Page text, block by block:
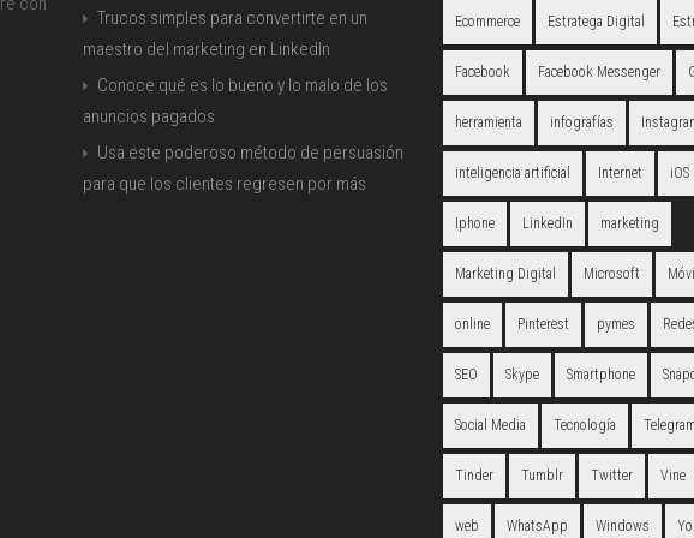
Trucos simples para convertirte en un
maestro del marketing en LinkedIn
Conoce qué es lo bueno y lo malo de los
anuncios pagados
Usa este poderoso método de persuasión
para que los clientes regresen por más
Ecommerce Estratega Digital
Facebook Facebook Messenger
herramienta infografías
inteligencia artificial Internet iOS
Iphone LinkedIn marketing
Marketing Digital Microsoft Móvil
online Pinterest pymes
SEO Skype Smartphone
Social Media Tecnología Telegram
Tinder Tumblr Twitter Vine
web WhatsApp Windows